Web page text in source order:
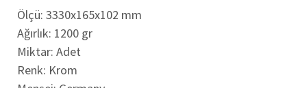
Ölçü: 3330x165x102 mm
Ağırlık: 1200 gr
Miktar: Adet
Renk: Krom